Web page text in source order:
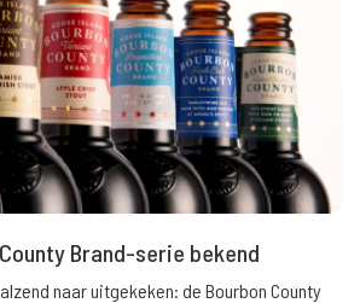
Brand-serie bekend
naar uitgekeken: de Bourbon County